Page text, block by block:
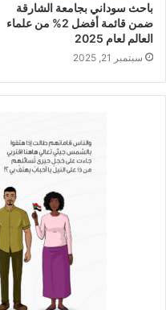
باحث سوداني بجامعة الشارقة
ضمن قائمة أفضل 2% من علماء
العالم لعام 2025
سبتمبر 21, 2025